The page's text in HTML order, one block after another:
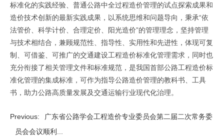
标准化的实践经验、普通公路中全过程造价管理的试点探索成果和
造价技术创新的最新实践成果，以系统思维和问题导向，秉承“依
法管价、科学计价、合理定价、阳光造价”的管理理念，坚持管理
与技术相结合，兼顾规范性、指导性、实用性和先进性，体现可复
制、可借鉴、可推广的交通建设工程造价标准化管理需求，同时也
充分衔接了相关管理文件和标准规范，是我国首部公路工程造价标
准化管理的集成标准，可作为指导公路造价管理的教科书、工具
书，助力公路高质量发展及交通运输行业现代化治理。
Previous:
广东省公路学会工程造价专业委员会第二届二次常务委
员会会议顺利...